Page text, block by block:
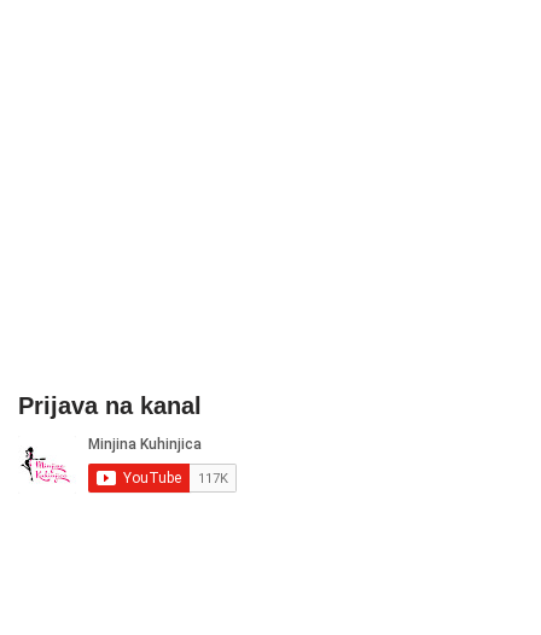
Prijava na kanal